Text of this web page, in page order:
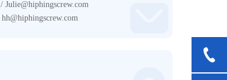
/ Julie@hiphingscrew.com
hh@hiphingscrew.com